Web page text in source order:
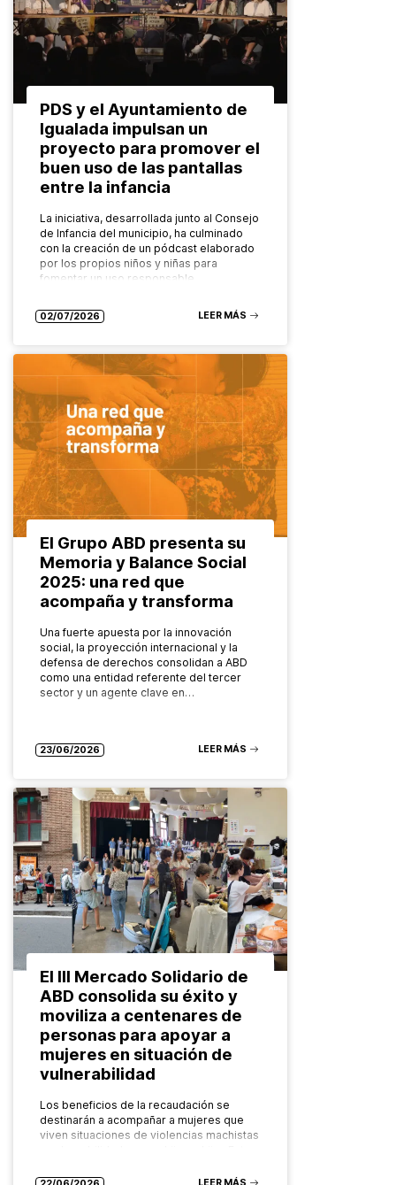
PDS y el Ayuntamiento de
Igualada impulsan un
proyecto para promover el
buen uso de las pantallas
entre la infancia
La iniciativa, desarrollada junto al Consejo
de Infancia del municipio, ha culminado
con la creación de un pódcast elaborado
por los propios niños y niñas para
fomentar un uso responsable…
02/07/2026 LEER MÁS
El Grupo ABD presenta su
Memoria y Balance Social
2025: una red que
acompaña y transforma
Una fuerte apuesta por la innovación
social, la proyección internacional y la
defensa de derechos consolidan a ABD
como una entidad referente del tercer
sector y un agente clave en…
23/06/2026 LEER MÁS
El III Mercado Solidario de
ABD consolida su éxito y
moviliza a centenares de
personas para apoyar a
mujeres en situación de
vulnerabilidad
Los beneficios de la recaudación se
destinarán a acompañar a mujeres que
viven situaciones de violencias machistas